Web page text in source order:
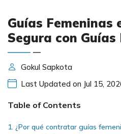
Guías Femeninas
Segura con Guías
Gokul Sapkota
Last Updated on Jul 15,
Table of Contents
¿Por qué contratar guías